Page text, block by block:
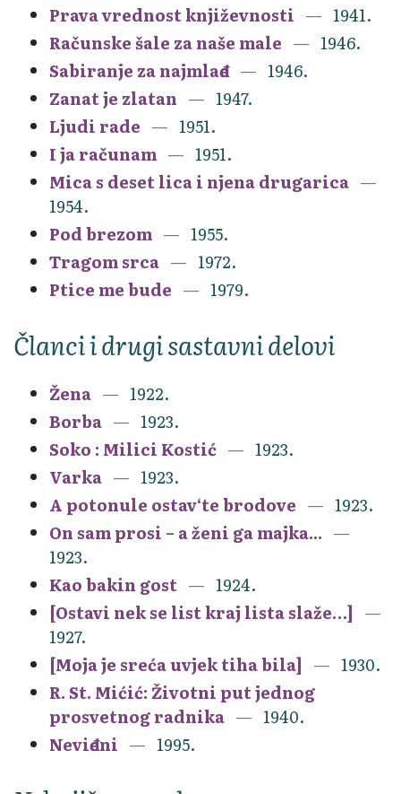
Prava vrednost književnosti
1941.
Računske šale za naše male
1946.
Sabiranje za najmlađe
1946.
Zanat je zlatan
1947.
Ljudi rade
1951.
I ja računam
1951.
Mica s deset lica i njena drugarica
1954.
Pod brezom
1955.
Tragom srca
1972.
Ptice me bude
1979.
Članci i drugi sastavni delovi
Žena
1922.
Borba
1923.
Soko : Milici Kostić
1923.
Varka
1923.
A potonule ostav‘te brodove
1923.
On sam prosi – a ženi ga majka...
1923.
Kao bakin gost
1924.
[Ostavi nek se list kraj lista slaže…]
1927.
[Moja je sreća uvjek tiha bila]
1930.
R. St. Mićić: Životni put jednog
prosvetnog radnika
1940.
Neviđeni
1995.